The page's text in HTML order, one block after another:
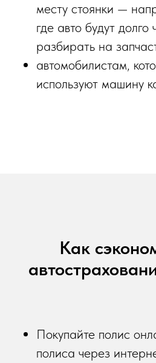
месту стоянки —
где авто будут долго
разбирать на
автомобилистам,
используют машину
Как
Покупайте полис
полиса через